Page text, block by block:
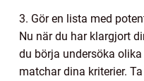
3. Gör en lista med
Nu när du har klargjort
du börja undersöka
matchar dina kriterier.